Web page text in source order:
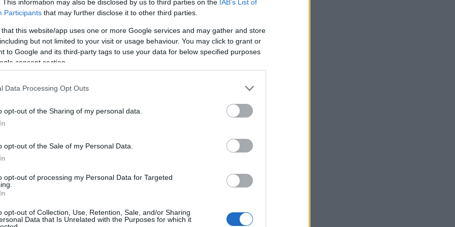
This information may also be disclosed by us to third parties on the IAB’s List of
Participants that may further disclose it to other third parties.
that this website/app uses one or more Google services and may gather and store
but not limited to your visit or usage behaviour. You may click to grant or
to Google and its third-party tags to use your data for below specified purposes
consent section.
Data Processing Opt Outs
opt-out of the Sharing of my personal data.
opt-out of the Sale of my Personal Data.
opt-out of processing my Personal Data for Targeted
opt-out of Collection, Use, Retention, Sale, and/or Sharing
Data that Is Unrelated with the Purposes for which it
προς τη Θεσσαλονίκη.
Tweet
μας στο